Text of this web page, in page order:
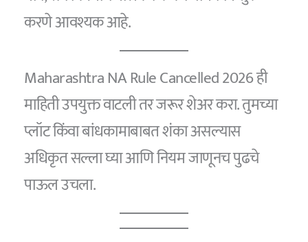
करणे आवश्यक आहे.
Maharashtra NA Rule Cancelled 2026 ही
माहिती उपयुक्त वाटली तर जरूर शेअर करा. तुमच्या
प्लॉट किंवा बांधकामाबाबत शंका असल्यास
अधिकृत सल्ला घ्या आणि नियम जाणूनच पुढचे
पाऊल उचला.